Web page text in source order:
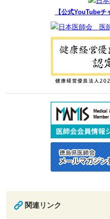
【公式YouTubeチ
関連リンク